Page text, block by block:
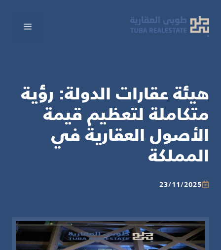
المحتوى
هيئة عقارات الدولة: رؤية
متكاملة لتعظيم قيمة
الأصول العقارية في
المملكة
23/11/2025